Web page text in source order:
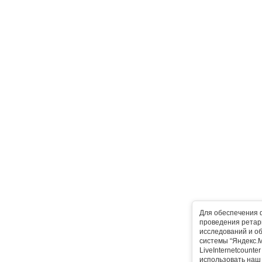
Для обеспечения
проведения
исследований и
системы
использовать